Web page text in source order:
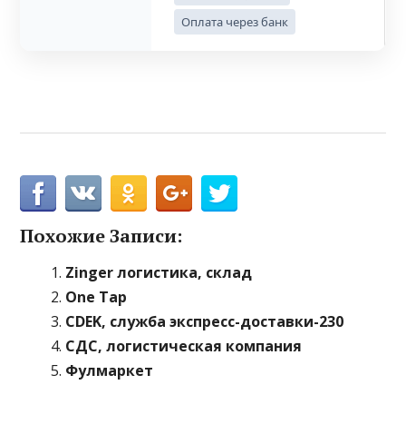
Оплата через банк
Похожие Записи:
Zinger логистика, склад
One Tap
CDEK, служба экспресс-доставки-230
СДС, логистическая компания
Фулмаркет